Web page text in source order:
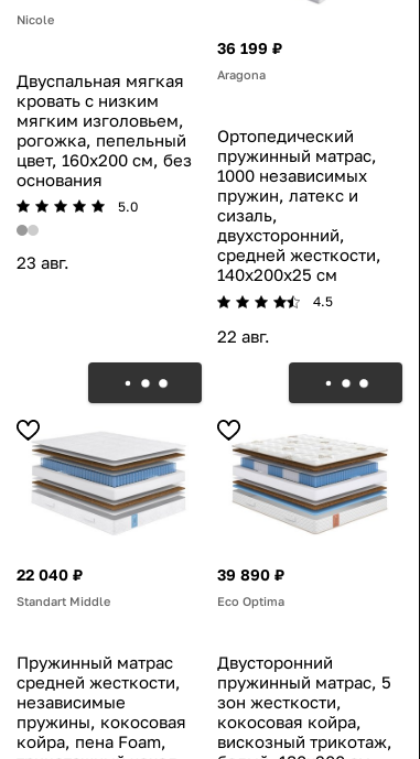
Nicole
Двуспальная мягкая
кровать с низким
мягким изголовьем,
рогожка, пепельный
цвет, 160х200 см, без
основания
5.0
23 авг.
36 199 ₽
Aragona
Ортопедический
пружинный матрас,
1000 независимых
пружин, латекс и
сизаль,
двухсторонний,
средней жесткости,
140x200x25 см
4.5
22 авг.
22 040 ₽
Standart Middle
Пружинный матрас
средней жесткости,
независимые
пружины, кокосовая
койра, пена Foam,
39 890 ₽
Eco Optima
Двусторонний
пружинный матрас, 5
зон жесткости,
кокосовая койра,
вискозный трикотаж,